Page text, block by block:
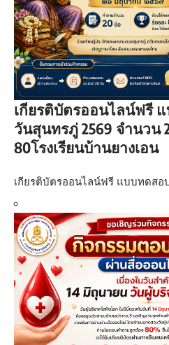
เกียรติบัตรออนไลน์ฟรี
วันสุนทรภู่ 2569 จำนวน
80โรงเรียนบ้านยางเอน
เกียรติบัตรออนไลน์ฟรี แบบทดส